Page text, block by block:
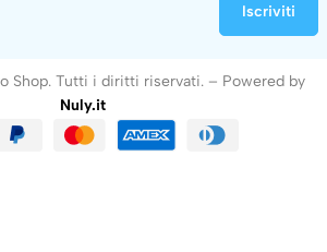
Shop. Tutti i diritti riservati. – Powered by
Nuly.it